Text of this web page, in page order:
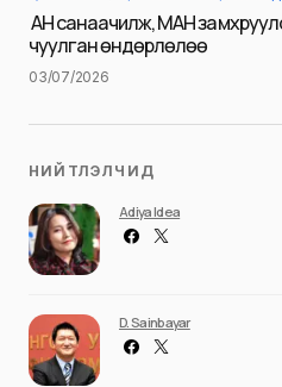
Илгээх
АН санаачилж, МАН
чуулган өндөрлөлөө
03/07/2026
НИЙТЛЭЛЧИД
Adiya Idea
D. Sainbayar